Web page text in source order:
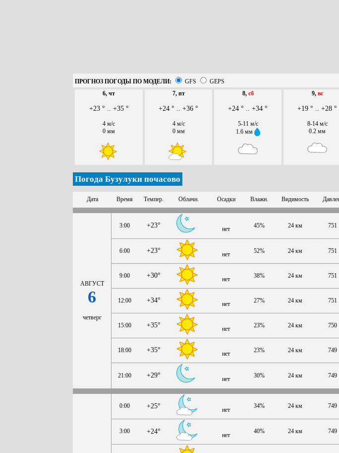
ПРОГНОЗ ПОГОДЫ ПО МОДЕЛИ: GFS
GEPS
6, чт
+23 ° .. +35 °
4 м/с
0 мм
7, пт
+24 ° .. +36 °
4 м/с
0 мм
8, сб
+24 ° .. +34 °
5-11 м/с
1.6 мм
9, вс
+19 ° .. +28 °
8-14 м/с
0.2 мм
Погода Бузулуки почасово
Дата Время Темпер. Облачн. Осадки Влажн. Видимость
АВГУСТ
6
четверг
3:00 +23° нет 45% 24 км 751
6:00 +23° нет 52% 24 км 751
9:00 +30° нет 38% 24 км 751
12:00 +34° нет 27% 24 км 751
15:00 +35° нет 23% 24 км 750
18:00 +35° нет 23% 24 км 749
21:00 +29° нет 30% 24 км 749
0:00 +25° нет
34% 24 км 749
3:00 +24° нет
40% 24 км 749